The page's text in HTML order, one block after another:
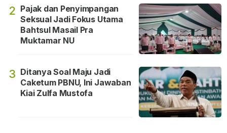
2 Pajak dan Penyimpangan
Seksual Jadi Fokus Utama
Bahtsul Masail Pra
Muktamar NU
3 Ditanya Soal Maju Jadi
Caketum PBNU, Ini Jawaban
Kiai Zulfa Mustofa